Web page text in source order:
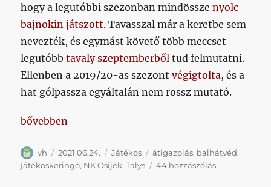
hogy a legutóbbi szezonban mindösszenyolc
bajnokin játszott. Tavasszal már a keretbe sem
nevezték, és egymást követő több meccset
legutóbbtavaly szeptemberből tud felmutatni.
Ellenben a 2019/20-as szezontvégigtolta, és a
hat gólpassza egyáltalán nem rossz mutató.
„Úgy látszik igazoltunk egy balhátvédet”
bővebben
Szerző
vh Közzétéve
2021.06.24. Kategória
Játékos Címke
átigazolás, balhátvéd,
játékoskeringő, NK Osijek,Talys 44 hozzászólásÚgy